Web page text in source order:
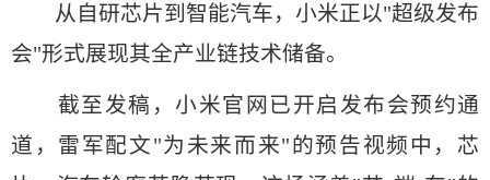
从自研芯片到智能汽车，小米正以"超级发布
会"形式展现其全产业链技术储备。
截至发稿，小米官网已开启发布会预约通
道，雷军配文"为未来而来"的预告视频中，芯